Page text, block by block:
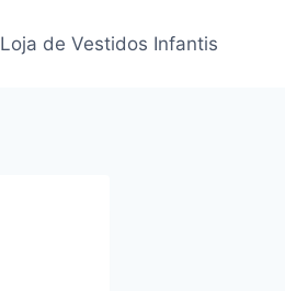
Loja de Vestidos Infantis